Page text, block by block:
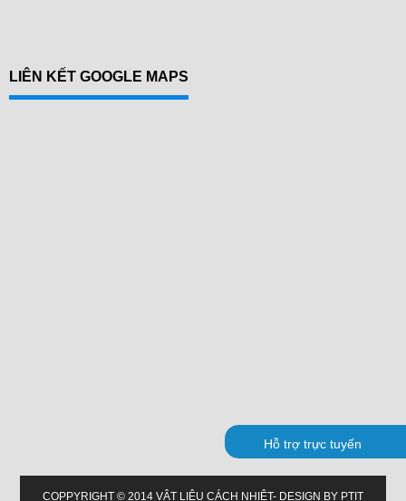
LIÊN KẾT GOOGLE MAPS
COPPYRIGHT © 2014 VẬT LIỆU CÁCH NHIỆT- DESIGN BY PTIT
Hỗ trợ trực tuyến